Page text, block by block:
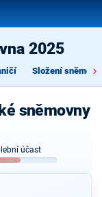
2025
Složení
sněmovny
účast